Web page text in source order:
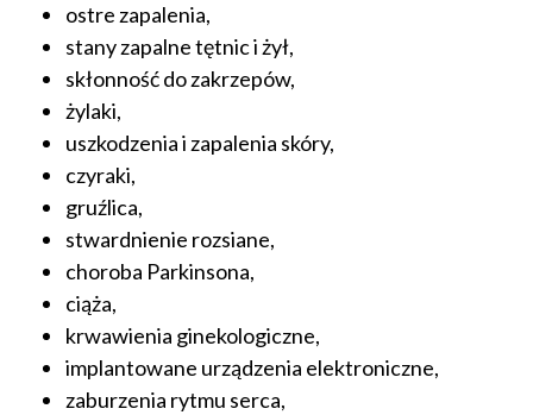
ostre zapalenia,
stany zapalne tętnic i żył,
skłonność do zakrzepów,
żylaki,
uszkodzenia i zapalenia skóry,
czyraki,
gruźlica,
stwardnienie rozsiane,
choroba Parkinsona,
ciąża,
krwawienia ginekologiczne,
implantowane urządzenia elektroniczne,
zaburzenia rytmu serca,